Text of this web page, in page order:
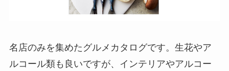
名店のみを集めたグルメカタログです。生花やア
ルコール類も良いですが、インテリアやアルコー